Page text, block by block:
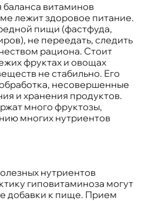
витаминов
лежит здоровое питание.
пищи (фастфуда,
не переедать, следить
рациона. Стоит
фруктах и овощах
не стабильно. Его
несовершенные
и хранения продуктов.
много фруктозы,
многих нутриентов
нутриентов
гиповитаминоза могут
добавки к пище. Прием